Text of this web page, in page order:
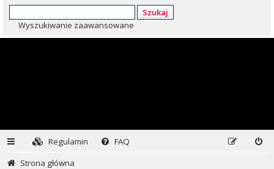
Szukaj
Wyszukiwanie zaawansowane
Regulamin
FAQ
Strona główna